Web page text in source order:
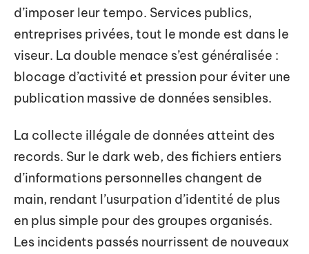
d’imposer leur tempo. Services publics,
entreprises privées, tout le monde est dans le
viseur. La double menace s’est généralisée :
blocage d’activité et pression pour éviter une
publication massive de données sensibles.
La collecte illégale de données atteint des
records. Sur le dark web, des fichiers entiers
d’informations personnelles changent de
main, rendant l’usurpation d’identité de plus
en plus simple pour des groupes organisés.
Les incidents passés nourrissent de nouveaux